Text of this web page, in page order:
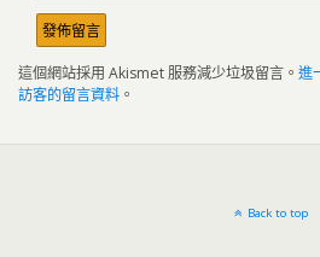
這個網站採用 Akismet 服務減少垃圾留言。 進
訪客的留言資料 。
Back to top